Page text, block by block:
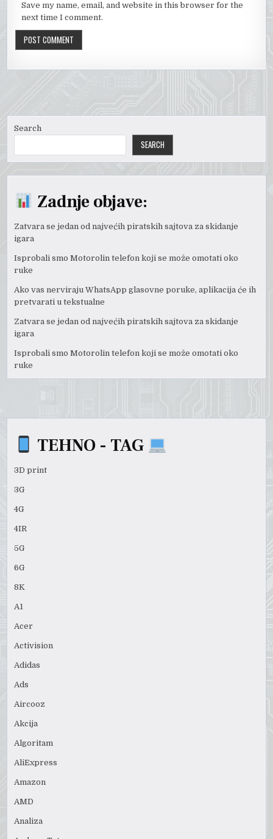
Save my name, email, and website in this browser for the
next time I comment.
Search
SEARCH
Zadnje objave:
Zatvara se jedan od najvećih piratskih sajtova za skidanje
igara
Isprobali smo Motorolin telefon koji se može omotati oko
ruke
Ako vas nerviraju WhatsApp glasovne poruke, aplikacija će ih
pretvarati u tekstualne
Zatvara se jedan od najvećih piratskih sajtova za skidanje
igara
Isprobali smo Motorolin telefon koji se može omotati oko
ruke
TEHNO - TAG
3D print
3G
4G
4IR
5G
6G
8K
A1
Acer
Activision
Adidas
Ads
Aircooz
Akcija
Algoritam
AliExpress
Amazon
AMD
Analiza